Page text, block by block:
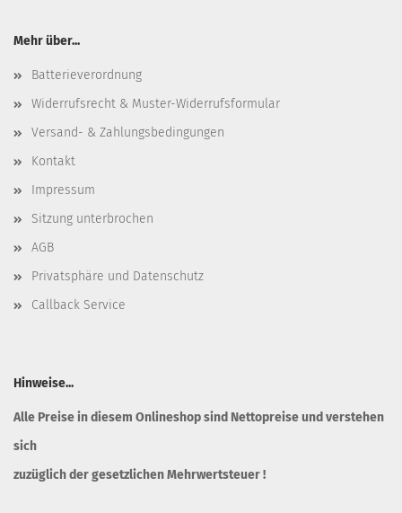
Mehr über...
Batterieverordnung
Widerrufsrecht & Muster-Widerrufsformular
Versand- & Zahlungsbedingungen
Kontakt
Impressum
Sitzung unterbrochen
AGB
Privatsphäre und Datenschutz
Callback Service
Hinweise...
Alle Preise in diesem Onlineshop sind Nettopreise und verstehen
sich
zuzüglich der gesetzlichen Mehrwertsteuer !